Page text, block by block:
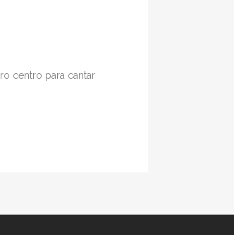
centro para cantar